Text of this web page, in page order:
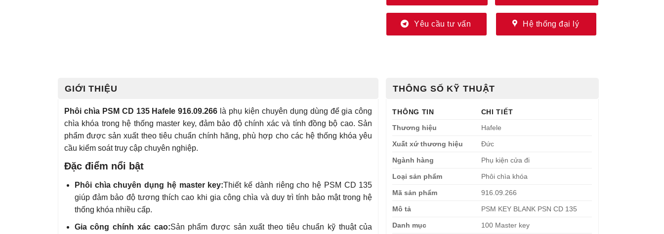
Yêu cầu tư vấn Hệ thống đại lý
GIỚI THIỆU
Phôi chìa PSM CD 135 Hafele 916.09.266 là phụ kiện chuyên dụng dùng để gia công
chìa khóa trong hệ thống master key, đảm bảo độ chính xác và tính đồng bộ cao. Sản
phẩm được sản xuất theo tiêu chuẩn chính hãng, phù hợp cho các hệ thống khóa yêu
cầu kiểm soát truy cập chuyên nghiệp.
Đặc điểm nổi bật
Phôi chìa chuyên dụng hệ master key:Thiết kế dành riêng cho hệ PSM CD 135
giúp đảm bảo độ tương thích cao khi gia công chìa và duy trì tính bảo mật trong hệ
thống khóa nhiều cấp.
Gia công chính xác cao:Sản phẩm được sản xuất theo tiêu chuẩn kỹ thuật của
THÔNG SỐ KỸ THUẬT
THÔNG TIN
CHI TIẾT
Thương hiệu
Hafele
Xuất xứ thương hiệu Đức
Ngành hàng Phụ kiện cửa đi
Loại sản phẩm Phôi chìa khóa
Mã sản phẩm 916.09.266
Mô tả PSM KEY BLANK PSN CD 135
Danh mục 100 Master key